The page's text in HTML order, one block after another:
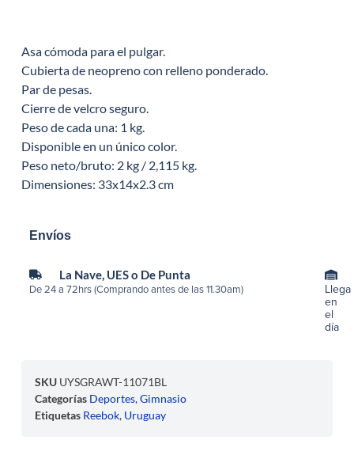
Asa cómoda para el pulgar.
Cubierta de neopreno con relleno ponderado.
Par de pesas.
Cierre de velcro seguro.
Peso de cada una: 1 kg.
Disponible en un único color.
Peso neto/bruto: 2 kg / 2,115 kg.
Dimensiones: 33x14x2.3 cm
Envíos
La Nave, UES o De Punta
De 24 a 72hrs (Comprando antes de las 11.30am)
Llega
en
el
día
SKU UYSGRAWT-11071BL
Categorías Deportes,Gimnasio
Etiquetas Reebok, Uruguay